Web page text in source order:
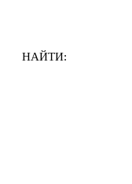
НАЙТИ: